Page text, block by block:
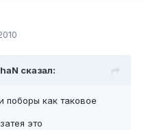
сказал:
поборы как таковое
это